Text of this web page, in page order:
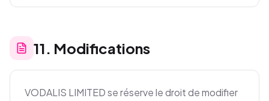
11. Modifications
VODALIS LIMITED se réserve le droit de modifier